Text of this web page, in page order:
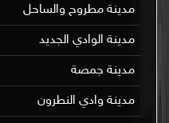
مدينة مطروح والساحل
مدينة الوادي الجديد
مدينة جمصة
مدينة وادي النطرون